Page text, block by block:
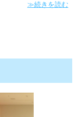
≫続きを読む